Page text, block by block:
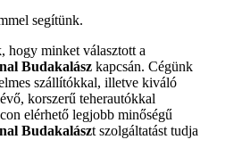
segítünk.
hogy minket választott a
Budakalász kapcsán. Cégünk
szállítókkal, illetve kiváló
korszerű teherautókkal
elérhető legjobb minőségű
Budakalászt szolgáltatást tudja